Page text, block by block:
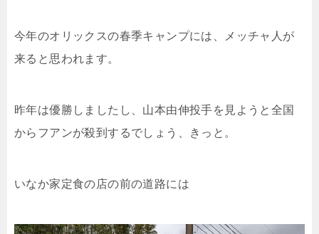
今年のオリックスの春季キャンプには、メッチャ人が
来ると思われます。
昨年は優勝しましたし、山本由伸投手を見ようと全国
からフアンが殺到するでしょう、きっと。
いなか家定食の店の前の道路には